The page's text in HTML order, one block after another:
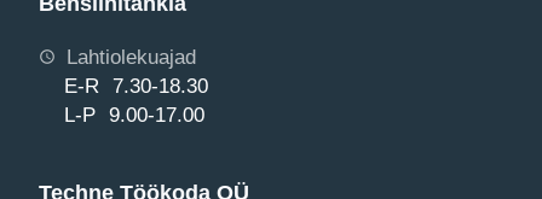
Lahtiolekuajad
E-R 7.30-18.30
L-P 9.00-17.00
Techne Töökoda OÜ